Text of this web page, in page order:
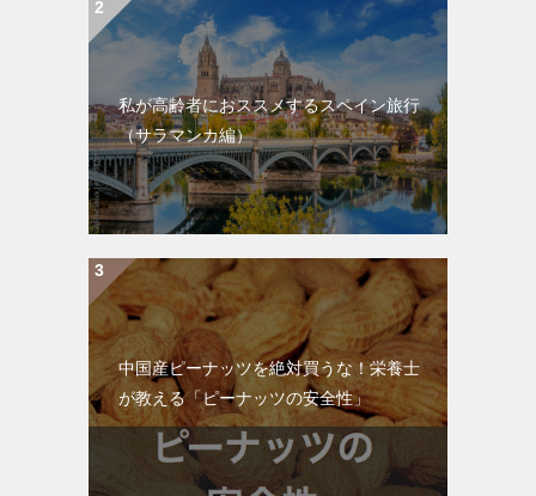
私が高齢者におススメするスペイン旅行
（サラマンカ編）
中国産ピーナッツを絶対買うな！栄養士
が教える「ピーナッツの安全性」